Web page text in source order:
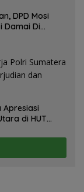
DPD Mosi
Damai Di
Tegas .
Apresiasi
di HUT